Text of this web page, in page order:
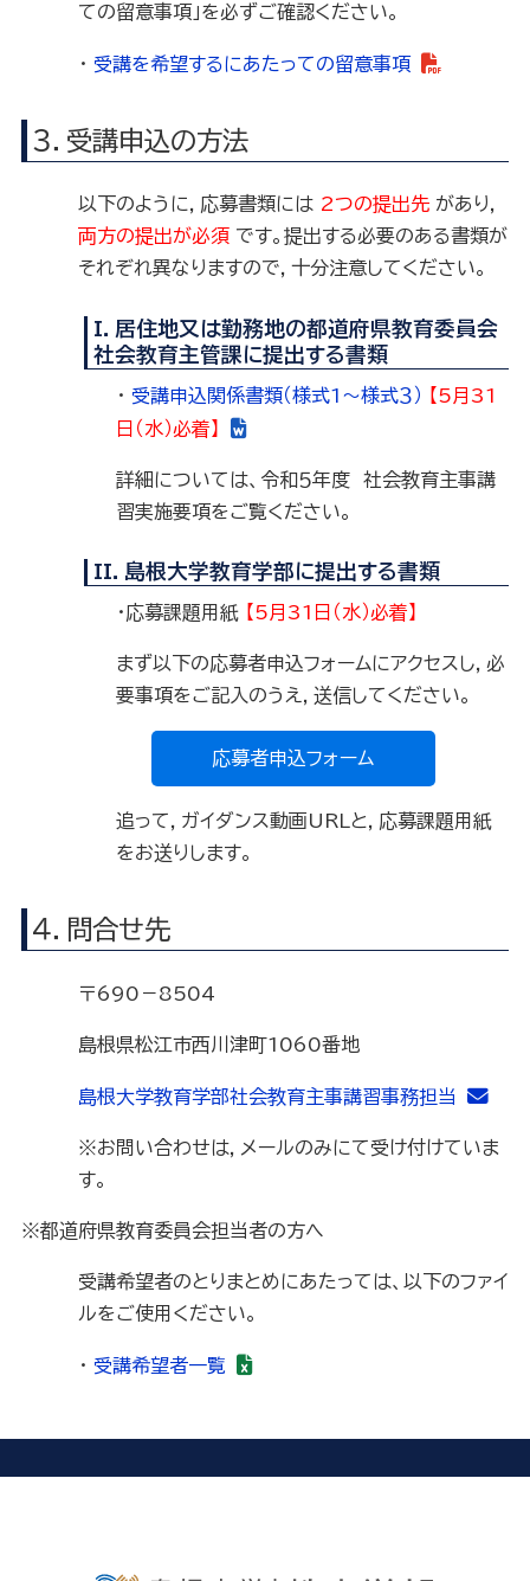
ての留意事項」を必ずご確認ください。
・ 受講を希望するにあたっての留意事項
３．受講申込の方法
以下のように，応募書類には 2つの提出先があり，
両方の提出が必須 です。提出する必要のある書類が
それぞれ異なりますので，十分注意してください。
I．居住地又は勤務地の都道府県教育委員会
社会教育主管課に提出する書類
・ 受講申込関係書類（様式1～様式３）
【5月31
日（水）必着】
詳細については、令和５年度 社会教育主事講
習実施要項をご覧ください。
II．島根大学教育学部に提出する書類
・応募課題用紙 【5月31日（水）必着】
まず以下の応募者申込フォームにアクセスし，必
要事項をご記入のうえ，送信してください。
応募者申込フォーム
追って，ガイダンス動画URLと，応募課題用紙
をお送りします。
４．問合せ先
〒690－8504
島根県松江市西川津町1060番地
島根大学教育学部社会教育主事講習事務担当
※お問い合わせは，メールのみにて受け付けていま
す。
※都道府県教育委員会担当者の方へ
受講希望者のとりまとめにあたっては、以下のファイ
ルをご使用ください。
・ 受講希望者一覧